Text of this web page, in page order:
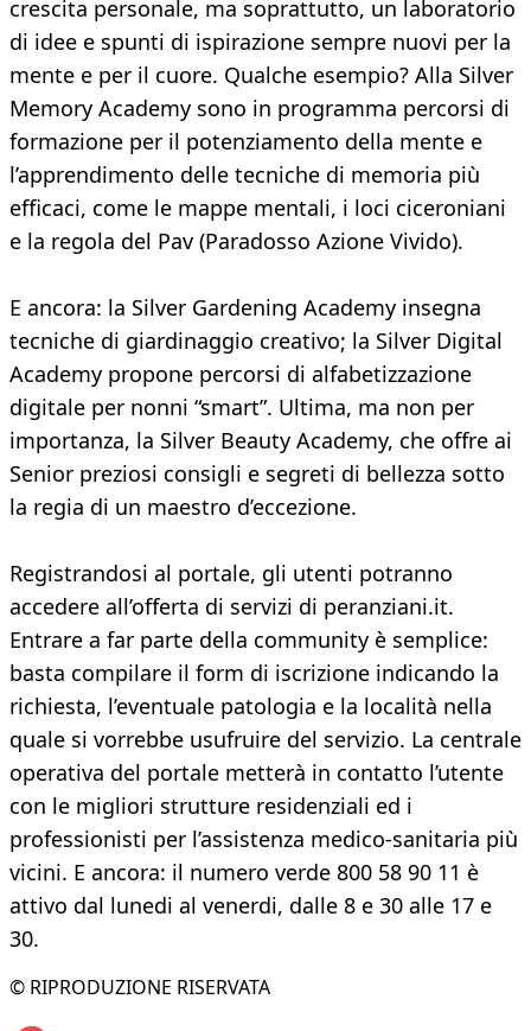
crescita personale, ma soprattutto, un laboratorio
di idee e spunti di ispirazione sempre nuovi per la
mente e per il cuore. Qualche esempio? Alla Silver
Memory Academy sono in programma percorsi di
formazione per il potenziamento della mente e
l’apprendimento delle tecniche di memoria più
efficaci, come le mappe mentali, i loci ciceroniani
e la regola del Pav (Paradosso Azione Vivido).
E ancora: la Silver Gardening Academy insegna
tecniche di giardinaggio creativo; la Silver Digital
Academy propone percorsi di alfabetizzazione
digitale per nonni “smart”. Ultima, ma non per
importanza, la Silver Beauty Academy, che offre ai
Senior preziosi consigli e segreti di bellezza sotto
la regia di un maestro d’eccezione.
Registrandosi al portale, gli utenti potranno
accedere all’offerta di servizi di peranziani.it.
Entrare a far parte della community è semplice:
basta compilare il form di iscrizione indicando la
richiesta, l’eventuale patologia e la località nella
quale si vorrebbe usufruire del servizio. La centrale
operativa del portale metterà in contatto l’utente
con le migliori strutture residenziali ed i
professionisti per l’assistenza medico-sanitaria più
vicini. E ancora: il numero verde 800 58 90 11 è
attivo dal lunedi al venerdi, dalle 8 e 30 alle 17 e
30.
© RIPRODUZIONE RISERVATA